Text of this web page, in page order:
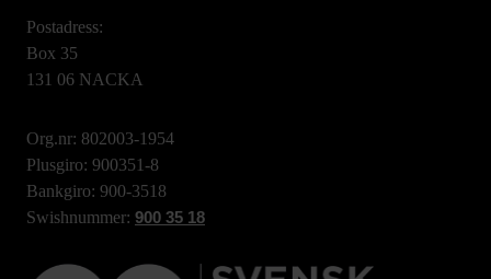
Postadress:
Box 35
131 06 NACKA
Org.nr: 802003-1954
Plusgiro: 900351-8
Bankgiro: 900-3518
Swishnummer: 900 35 18